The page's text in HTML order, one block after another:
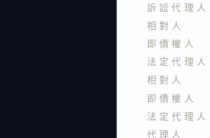
訴訟代理人
相對人
即債權人
法定代理人
相對人
即債權人
法定代理人
代理人